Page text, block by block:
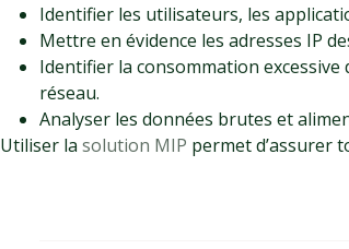
Identifier les utilisateurs, les
Mettre en évidence les adresses IP
Identifier la consommation
réseau.
Analyser les données brutes et
Utiliser la solution MIP permet d’assurer